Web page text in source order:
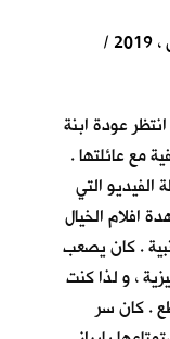
/ 26 ، تشرين الاول ، 2019 /
عودة ابنة
مع عائلتها .
التي
افلام الخيال
. كان يصعب
، و لذا كنت
. كان سر